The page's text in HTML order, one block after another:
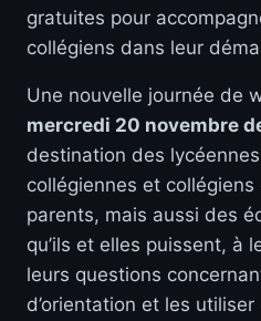
gratuites pour
collégiens dans leur
Une nouvelle journée de
mercredi 20 novembre
destination des
collégiennes et
parents, mais aussi des
qu’ils et elles puissent, à
leurs questions
d’orientation et les